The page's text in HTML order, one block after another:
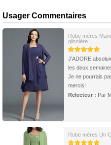
Usager Commentaires
Robe mères
glissière
J'ADORE
les deux
Je ne pourrais
mercis!
Relecteur : Par
Robe mères Un